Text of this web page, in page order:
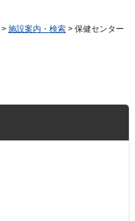
> 施設案内・検索 > 保健センター